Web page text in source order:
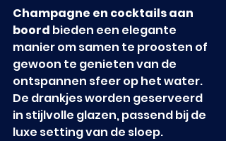
Champagne en cocktails aan
boord bieden een elegante
manier om samen te proosten of
gewoon te genieten van de
ontspannen sfeer op het water.
De drankjes worden geserveerd
in stijlvolle glazen, passend bij de
luxe setting van de sloep.